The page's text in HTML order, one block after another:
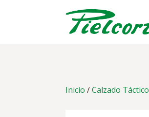
Inicio /Calzado Táctico